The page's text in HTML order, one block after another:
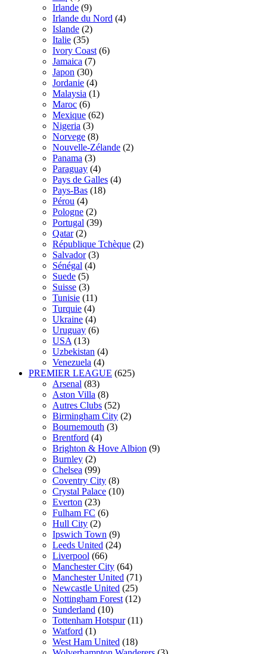
Irlande (9)
Irlande du Nord (4)
Islande (2)
Italie (35)
Ivory Coast (6)
Jamaica (7)
Japon (30)
Jordanie (4)
Malaysia (1)
Maroc (6)
Mexique (62)
Nigeria (3)
Norvege (8)
Nouvelle-Zélande (2)
Panama (3)
Paraguay (4)
Pays de Galles (4)
Pays-Bas (18)
Pérou (4)
Pologne (2)
Portugal (39)
Qatar (2)
République Tchèque (2)
Salvador (3)
Sénégal (4)
Suede (5)
Suisse (3)
Tunisie (11)
Turquie (4)
Ukraine (4)
Uruguay (6)
USA (13)
Uzbekistan (4)
Venezuela (4)
PREMIER LEAGUE (625)
Arsenal (83)
Aston Villa (8)
Autres Clubs (52)
Birmingham City (2)
Bournemouth (3)
Brentford (4)
Brighton & Hove Albion (9)
Burnley (2)
Chelsea (99)
Coventry City (8)
Crystal Palace (10)
Everton (23)
Fulham FC (6)
Hull City (2)
Ipswich Town (9)
Leeds United (24)
Liverpool (66)
Manchester City (64)
Manchester United (71)
Newcastle United (25)
Nottingham Forest (12)
Sunderland (10)
Tottenham Hotspur (11)
Watford (1)
West Ham United (18)